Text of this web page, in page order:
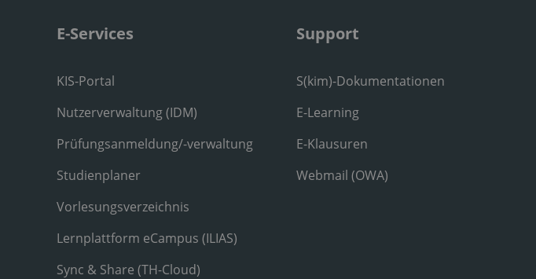
E-Services
KIS-Portal
Nutzerverwaltung (IDM)
Prüfungsanmeldung/-verwaltung
Studienplaner
Vorlesungsverzeichnis
Lernplattform eCampus (ILIAS)
Sync & Share (TH-Cloud)
Support
S(kim)-Dokumentationen
E-Learning
E-Klausuren
Webmail (OWA)